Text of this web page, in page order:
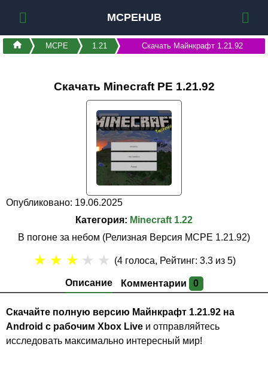
MCPEHUB
MCPE 1.21 Скачать Майнкрафт 1.21.92
Скачать Minecraft PE 1.21.92
Опубликовано: 19.06.2025
Категория: Minecraft 1.22
В погоне за небом (Релизная Версия MCPE 1.21.92)
Описание Комментарии 0
★ ★ ★ ★ ★ (4 голоса, Рейтинг:3.3 из 5)
Скачайте полную версию Майнкрафт 1.21.92 на
Android с рабочим Xbox Liveи отправляйтесь
исследовать максимально интересный мир!